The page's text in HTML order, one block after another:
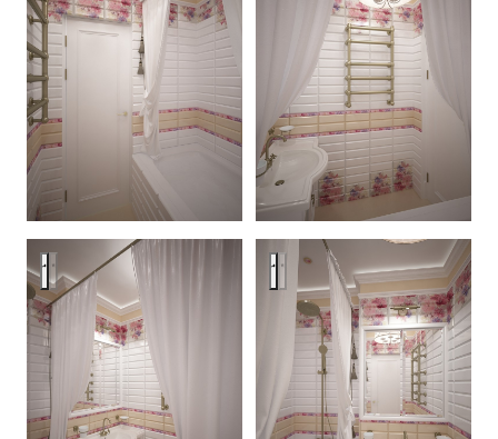
Provence in bathroom Provence in bathroom